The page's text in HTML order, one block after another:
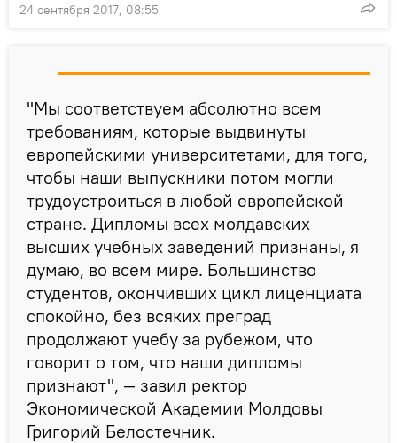
24 сентября 2017, 08:55
"Мы соответствуем абсолютно всем
требованиям, которые выдвинуты
европейскими университетами, для того,
чтобы наши выпускники потом могли
трудоустроиться в любой европейской
стране. Дипломы всех молдавских
высших учебных заведений признаны, я
думаю, во всем мире. Большинство
студентов, окончивших цикл лиценциата
спокойно, без всяких преград
продолжают учебу за рубежом, что
говорит о том, что наши дипломы
признают", — завил ректор
Экономической Академии Молдовы
Григорий Белостечник.